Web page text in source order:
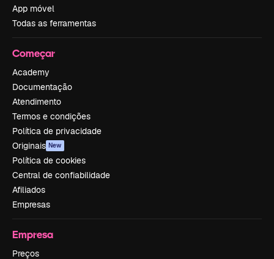
App móvel
Todas as ferramentas
Começar
Academy
Documentação
Atendimento
Termos e condições
Política de privacidade
Originais New
Política de cookies
Central de confiabilidade
Afiliados
Empresas
Empresa
Preços